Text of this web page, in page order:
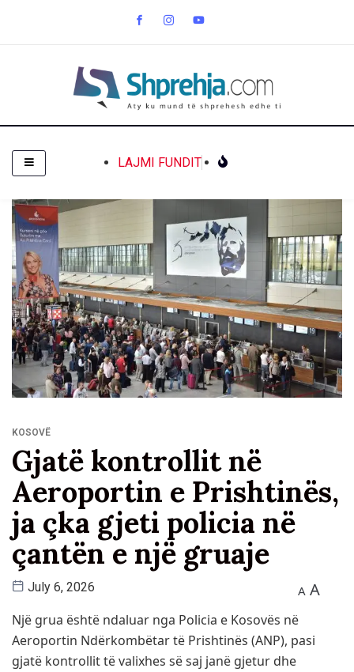
LAJMI FUNDIT
KOSOVË
Gjatë kontrollit në
Aeroportin e Prishtinës,
ja çka gjeti policia në
çantën e një gruaje
July 6, 2026 A A
Një grua është ndaluar nga Policia e Kosovës në
Aeroportin Ndërkombëtar të Prishtinës (ANP), pasi
gjatë kontrollit të valixhes së saj janë gjetur dhe